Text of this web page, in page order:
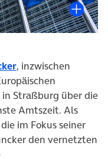
, inzwischen
in Straßburg über die
Amtszeit. Als
im Fokus seiner
den vernetzten